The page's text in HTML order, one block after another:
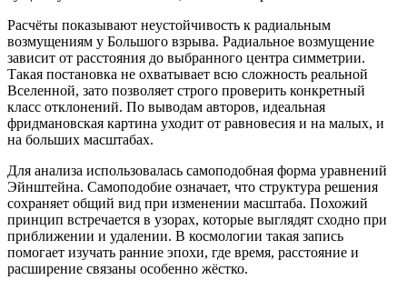
Расчёты показывают неустойчивость к радиальным
возмущениям у Большого взрыва. Радиальное возмущение
зависит от расстояния до выбранного центра симметрии.
Такая постановка не охватывает всю сложность реальной
Вселенной, зато позволяет строго проверить конкретный
класс отклонений. По выводам авторов, идеальная
фридмановская картина уходит от равновесия и на малых, и
на больших масштабах.
Для анализа использовалась самоподобная форма уравнений
Эйнштейна. Самоподобие означает, что структура решения
сохраняет общий вид при изменении масштаба. Похожий
принцип встречается в узорах, которые выглядят сходно при
приближении и удалении. В космологии такая запись
помогает изучать ранние эпохи, где время, расстояние и
расширение связаны особенно жёстко.